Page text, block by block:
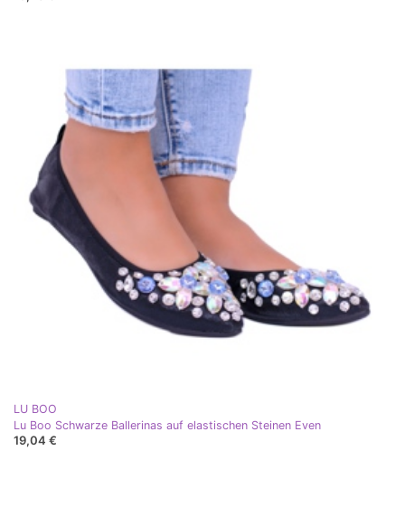
LU BOO
Lu Boo Schwarze Ballerinas auf elastischen Steinen Even
19,04 €